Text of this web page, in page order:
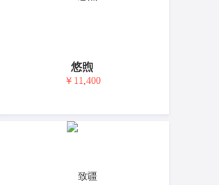
悠煦
￥11,400